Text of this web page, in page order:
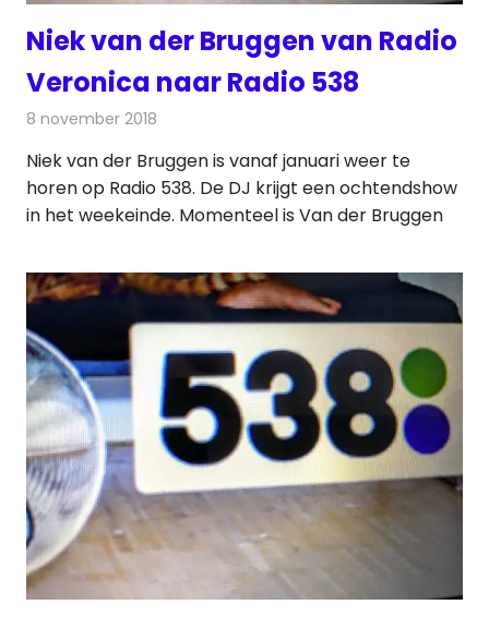
Niek van der Bruggen van Radio
Veronica naar Radio 538
8 november 2018
Niek van der Bruggen is vanaf januari weer te
horen op Radio 538. De DJ krijgt een ochtendshow
in het weekeinde. Momenteel is Van der Bruggen